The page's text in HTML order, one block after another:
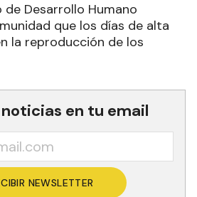
Desarrollo Humano
que los días de alta
la reproducción de los
en tu email
NEWSLETTER